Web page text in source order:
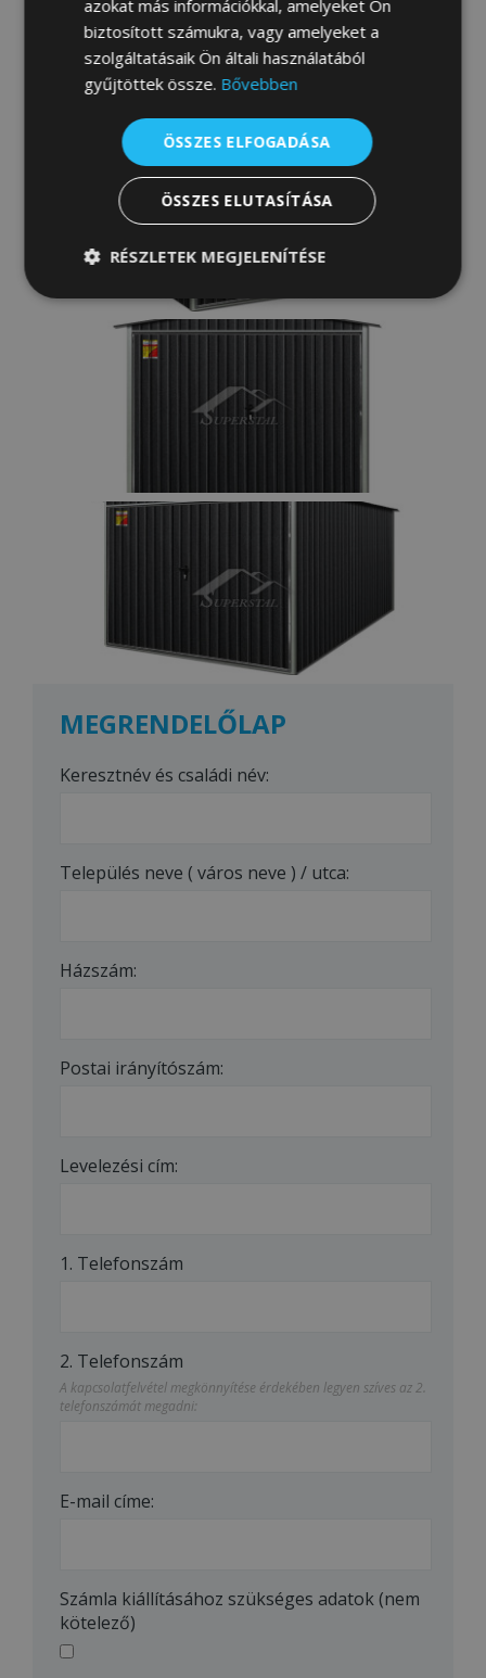
MEGRENDELŐLAP
Keresztnév és családi név:
Település neve ( város neve ) / utca:
Házszám:
Postai irányítószám:
Levelezési cím:
1. Telefonszám
2. Telefonszám
A kapcsolatfelvétel megkönnyítése érdekében legyen szíves az 2.
telefonszámát megadni:
E-mail címe:
Számla kiállításához szükséges adatok (nem
kötelező)
azokat más információkkal, amelyeket Ön
biztosított számukra, vagy amelyeket a
szolgáltatásaik Ön általi használatából
gyűjtöttek össze. Bővebben
ÖSSZES ELFOGADÁSA
ÖSSZES ELUTASÍTÁSA
RÉSZLETEK MEGJELENÍTÉSE
Elengedhetetlenül
szükséges
Teljesítmény
Funkcionalitás
Besorolatlan